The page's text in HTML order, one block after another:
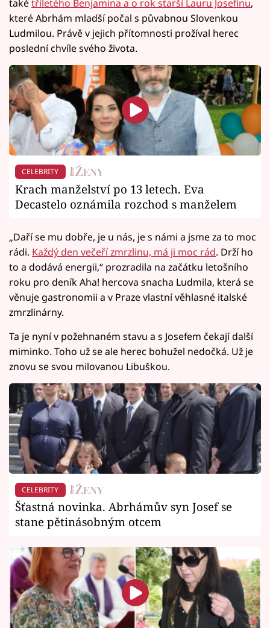
takétříletého Benjamina a o rok starší Lauru Josefínu,
které Abrhám mladší počal s půvabnou Slovenkou
Ludmilou. Právě v jejich přítomnosti prožíval herec
poslední chvíle svého života.
CELEBRITY
Krach manželství po 13 letech. Eva
Decastelo oznámila rozchod s manželem
„Daří se mu dobře, je u nás, je s námi a jsme za to moc
rádi. Každý den večeří zmrzlinu, má ji moc rád. Drží ho
to a dodává energii,“ prozradila na začátku letošního
roku pro deník Aha! hercova snacha Ludmila, která se
věnuje gastronomii a v Praze vlastní věhlasné italské
zmrzlinárny.
Ta je nyní v požehnaném stavu a s Josefem čekají další
miminko. Toho už se ale herec bohužel nedočká. Už je
znovu se svou milovanou Libuškou.
CELEBRITY
Šťastná novinka. Abrhámův syn Josef se
stane pětinásobným otcem